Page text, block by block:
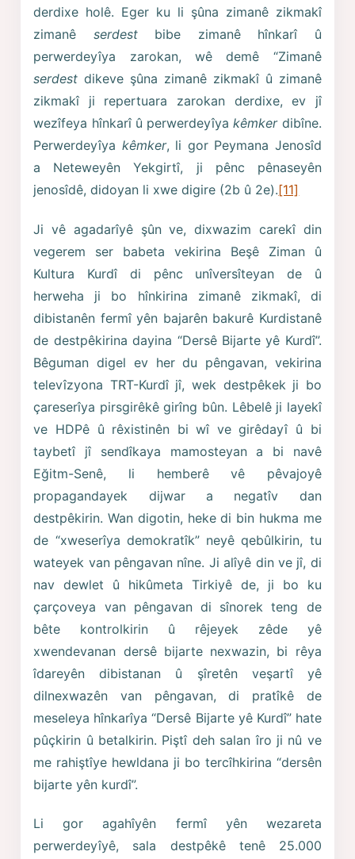
derdixe holê. Eger ku li şûna zimanê zikmakî
zimanê serdestbibe zimanê hînkarî û
perwerdeyîya zarokan, wê demê “Zimanê
serdest dikeve şûna zimanê zikmakî û zimanê
zikmakî ji repertuara zarokan derdixe, ev jî
wezîfeya hînkarî û perwerdeyîyakêmkerdibîne.
Perwerdeyîya kêmker, li gor Peymana Jenosîd
a Neteweyên Yekgirtî, ji pênc pênaseyên
jenosîdê, didoyan li xwe digire (2b û 2e).[11]
Ji vê agadarîyê şûn ve, dixwazim carekî din
vegerem ser babeta vekirina Beşê Ziman û
Kultura Kurdî di pênc unîversîteyan de û
herweha ji bo hînkirina zimanê zikmakî, di
dibistanên fermî yên bajarên bakurê Kurdistanê
de destpêkirina dayina “Dersê Bijarte yê Kurdî”.
Bêguman digel ev her du pêngavan, vekirina
televîzyona TRT-Kurdî jî, wek destpêkek ji bo
çareserîya pirsgirêkê girîng bûn. Lêbelê ji layekî
ve HDPê û rêxistinên bi wî ve girêdayî û bi
taybetî jî sendîkaya mamosteyan a bi navê
Eğitm-Senê, li hemberê vê pêvajoyê
propagandayek dijwar a negatîv dan
destpêkirin. Wan digotin, heke di bin hukma me
de “xweserîya demokratîk” neyê qebûlkirin, tu
wateyek van pêngavan nîne. Ji alîyê din ve jî, di
nav dewlet û hikûmeta Tirkiyê de, ji bo ku
çarçoveya van pêngavan di sînorek teng de
bête kontrolkirin û rêjeyek zêde yê
xwendevanan dersê bijarte nexwazin, bi rêya
îdareyên dibistanan û şîretên veşartî yê
dilnexwazên van pêngavan, di pratîkê de
meseleya hînkarîya “Dersê Bijarte yê Kurdî” hate
pûçkirin û betalkirin. Piştî deh salan îro ji nû ve
me rahiştîye hewldana ji bo tercîhkirina “dersên
bijarte yên kurdî”.
Li gor agahîyên fermî yên wezareta
perwerdeyîyê, sala destpêkê tenê 25.000